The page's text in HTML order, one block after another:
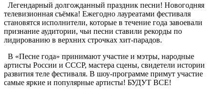
Легендарный долгожданный праздник песни! Новогодняя
телевизионная съёмка! Ежегодно лауреатами фестиваля
становятся исполнители, которые в течение года завоевали
признание аудитории, чьи песни ставили рекорды по
лидированию в верхних строчках хит-парадов.
В «Песне года» принимают участие и мэтры, народные
артисты России и СССР, мастера сцены, свидетели истории
развития теле фестиваля. В шоу-программе примут участие
самые яркие и популярные артисты! БУДУТ ВСЕ!